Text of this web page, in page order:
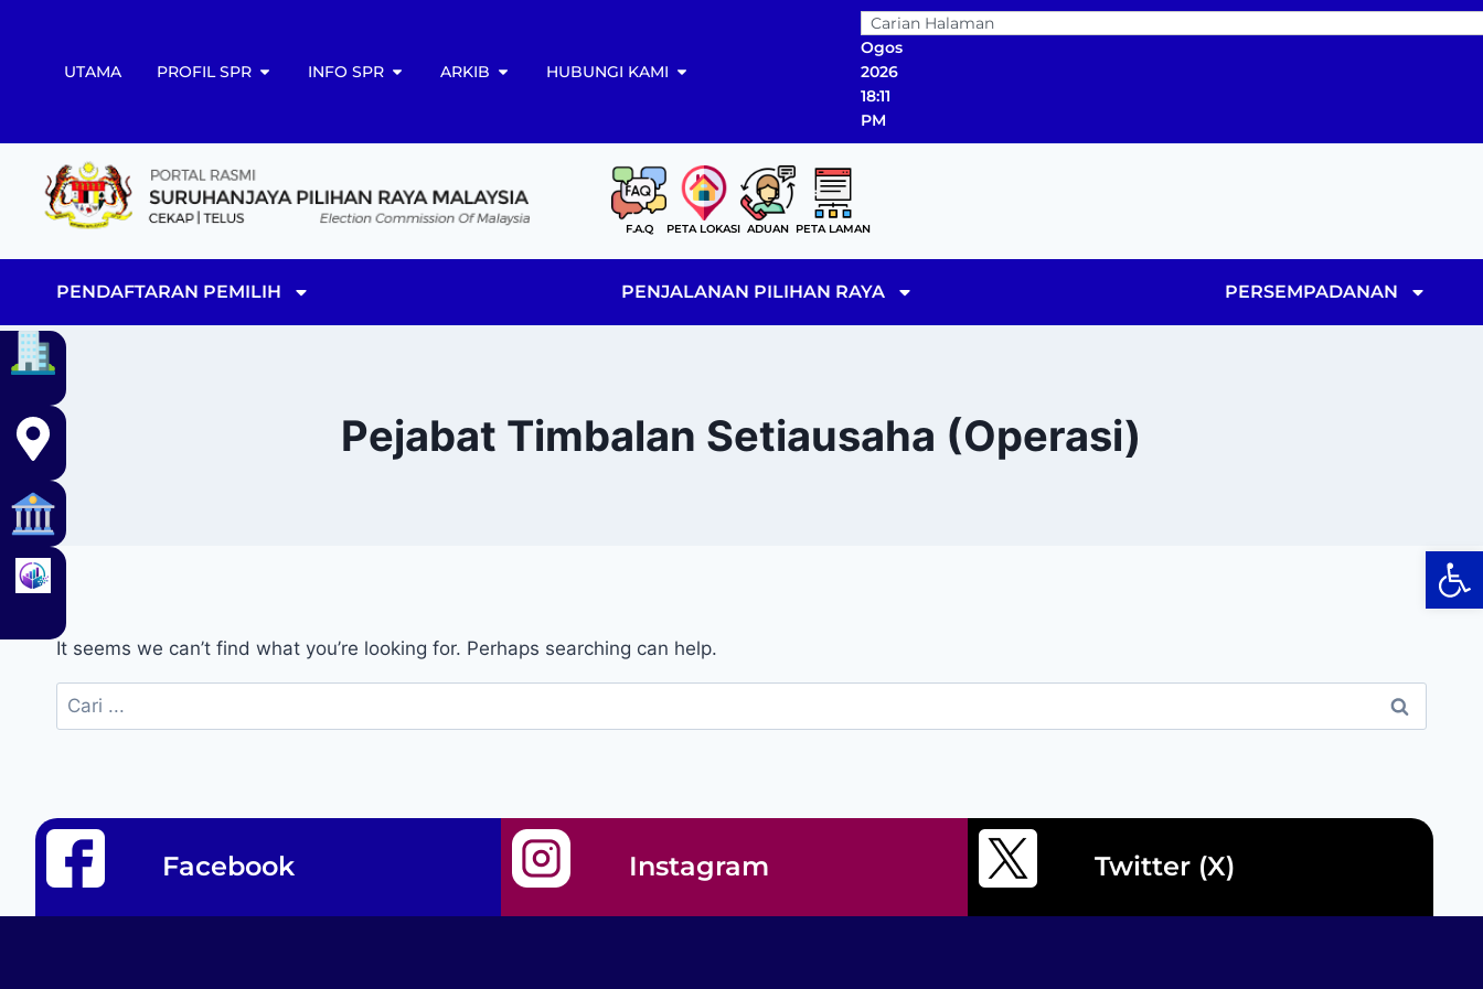
UTAMA PROFIL SPR INFO SPR ARKIB HUBUNGI KAMI
07
Ogos
2026
18:11
PM
F.A.Q PETA LOKASI ADUAN PETA LAMAN
PENDAFTARAN PEMILIH PENJALANAN PILIHAN RAYA PERSEMPADANAN
Pejabat Timbalan Setiausaha (Operasi)
It seems we can’t find what you’re looking for. Perhaps searching can help.
Facebook Instagram Twitter (X)